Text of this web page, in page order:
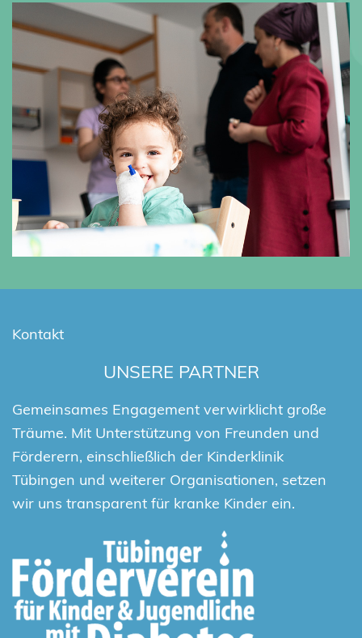
Kontakt
UNSERE PARTNER
Gemeinsames Engagement verwirklicht große
Träume. Mit Unterstützung von Freunden und
Förderern, einschließlich der Kinderklinik
Tübingen und weiterer Organisationen, setzen
wir uns transparent für kranke Kinder ein.